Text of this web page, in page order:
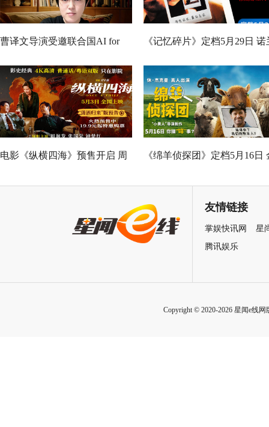
曹译文导演受邀联合国AI for
Good全球峰会 以AI影像传递向
善力量
《记忆碎片》定档5月29日 诺
神作IMAX首次量身定制
电影《纵横四海》预售开启 周 《绵羊侦探团》定档5月16日
友情链接
掌娱快讯网
星
腾讯娱乐
Copyright © 2020-2026 星闻e线